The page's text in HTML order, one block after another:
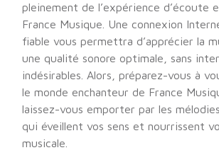
pleinement de l’expérience d’écoute
France Musique. Une connexion
fiable vous permettra d’apprécier la
une qualité sonore optimale, sans
indésirables. Alors, préparez-vous à
le monde enchanteur de France
laissez-vous emporter par les
qui éveillent vos sens et nourrissent
musicale.